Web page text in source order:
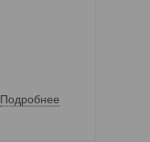
Подробнее